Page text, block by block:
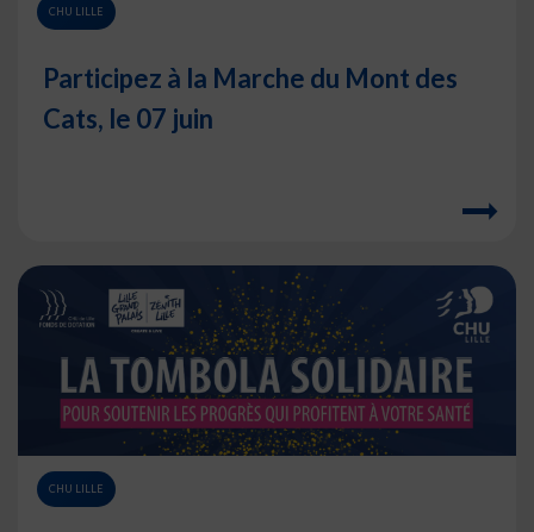
CHU LILLE
Participez à la Marche du Mont des
Cats, le 07 juin
CHU LILLE